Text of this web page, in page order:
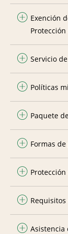
Exención
Servicio
Políticas
Paquete
Formas
Asistencia